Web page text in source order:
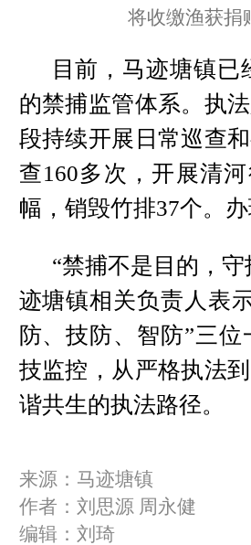
将收缴渔获
目前，马迹塘镇已
的禁捕监管体系。执
段持续开展日常巡查
查160多次，开展清
幅，销毁竹排37个。
“禁捕不是目的，
迹塘镇相关负责人表
防、技防、智防”三
技监控，从严格执法
谐共生的执法路径。
来源：马迹塘镇
作者：刘思源 周永健
编辑：刘琦